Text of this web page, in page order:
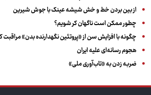
از بین بردن خط و خش شیشه عینک با جوش شیرین
چطور ممکن است ناگهان کر شویم؟
چگونه با افزایش سن از «پروتئین نگهدارنده بدن» مراقبت
هجوم رسانه‌ای علیه ایران
ضربه زدن به «تاب‌آوری ملی»